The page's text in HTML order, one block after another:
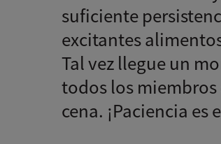
suficiente
excitantes
Tal vez llegue un
todos los
cena. ¡Paciencia